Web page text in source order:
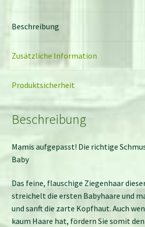
Beschreibung
Zusätzliche Information
Produktsicherheit
Beschreibung
Mamis aufgepasst! Die richtige
Baby
Das feine, flauschige Ziegenhaar
streichelt die ersten Babyhaare und
und sanft die zarte Kopfhaut. Auch
kaum Haare hat, fördern Sie somit